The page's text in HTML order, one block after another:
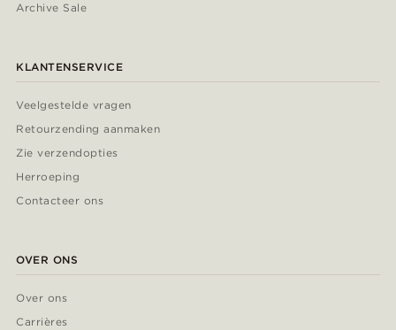
Archive Sale
KLANTENSERVICE
Veelgestelde vragen
Retourzending aanmaken
Zie verzendopties
Herroeping
Contacteer ons
OVER ONS
Over ons
Carrières